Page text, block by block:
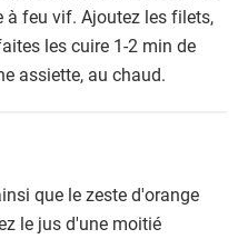
à feu vif. Ajoutez les filets,
les cuire 1-2 min de
assiette, au chaud.
que le zeste d'orange
le jus d'une moitié